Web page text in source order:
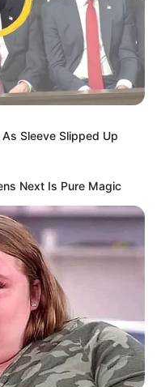
Sleeve Slipped Up
Next Is Pure Magic